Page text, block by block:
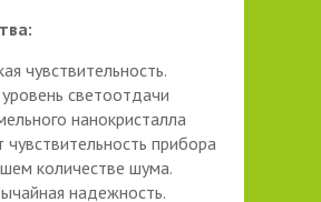
чувствительность.
светоотдачи
нанокристалла
чувствительность прибора
количестве шума.
надежность.